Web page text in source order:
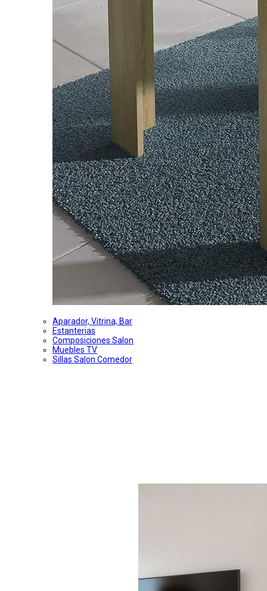
Aparador, Vitrina, Bar
Estanterias
Composiciones Salon
Muebles TV
Sillas Salon Comedor